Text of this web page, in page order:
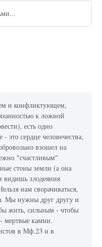
и конфликтующем,
к ложной
есть одно
это сердце человечества,
взошел на
"счастливым"
стоны земли (а она
видишь злодеяния
нам сворачиваться,
Мы нужны друг другу и
жить, сильным - чтобы
мертвые камни.
в Мф.23 и в